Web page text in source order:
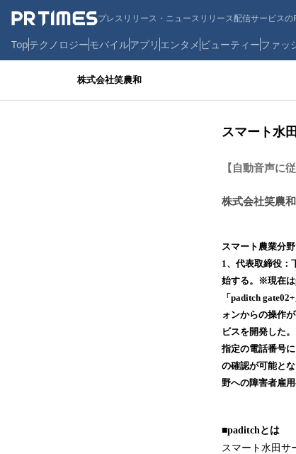
プレスリリース・ニュースリリース配信サービスの
Topテクノロジーモバイルアプリ エンタメ ビューティーファッ
株式会社笑農和
スマート水
【自動音声に
株式会社笑農和
スマート農業分
1、代表取締役：
始する。※現在は
「paditch
ォンからの操作
ビスを開発した。
指定の電話番号
の確認が可能と
野への障害者雇
■paditchとは
スマート水田サ